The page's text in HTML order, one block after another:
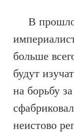
В
больше
будут
на борьбу
неистово